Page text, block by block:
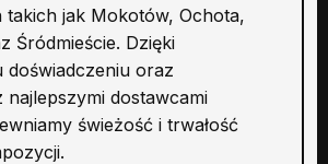
takich jak Mokotów, Ochota,
Śródmieście. Dzięki
doświadczeniu oraz
najlepszymi dostawcami
świeżość i trwałość